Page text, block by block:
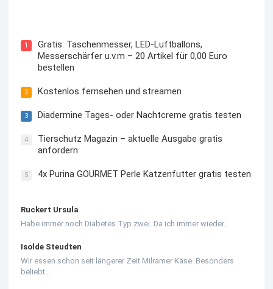
1
Gratis: Taschenmesser, LED-Luftballons,
Messerschärfer u.v.m – 20 Artikel für 0,00 Euro
bestellen
2 Kostenlos fernsehen und streamen
3 Diadermine Tages- oder Nachtcreme gratis testen
4
Tierschutz Magazin – aktuelle Ausgabe gratis
anfordern
5 4x Purina GOURMET Perle Katzenfutter gratis testen
Ruckert Ursula
Habe immer noch Diabetes Typ zwei. Da ich immer wieder…
Isolde Steudten
Wir essen schon seit längerer Zeit Milramer Käse. Besonders
beliebt…